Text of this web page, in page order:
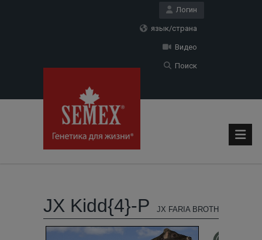
Логин
язык/страна
Видео
Поиск